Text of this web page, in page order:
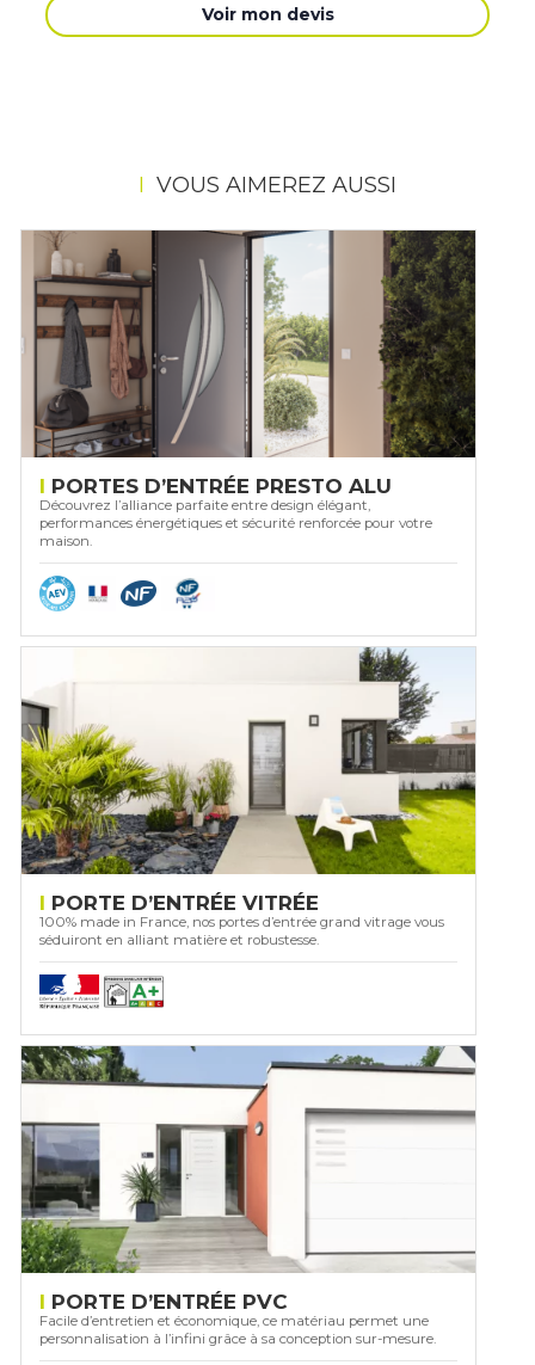
Voir mon devis
VOUS AIMEREZ AUSSI
PORTES D’ENTRÉE PRESTO ALU
Découvrez l’alliance parfaite entre design élégant,
performances énergétiques et sécurité renforcée pour votre
maison.
PORTE D’ENTRÉE VITRÉE
100% made in France, nos portes d’entrée grand vitrage vous
séduiront en alliant matière et robustesse.
PORTE D’ENTRÉE PVC
Facile d’entretien et économique, ce matériau permet une
personnalisation à l’infini grâce à sa conception sur-mesure.